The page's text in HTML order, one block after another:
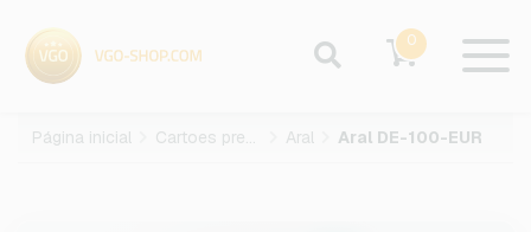
0
Página inicial Cartoes presente Aral Aral DE-100-EUR